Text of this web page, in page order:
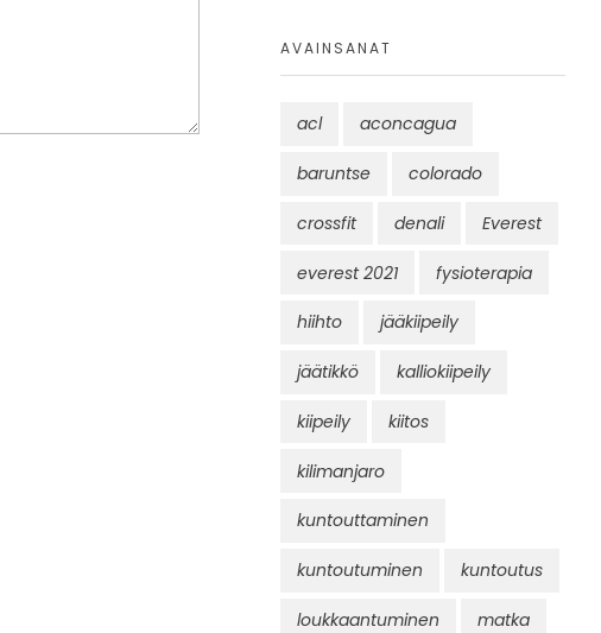
AVAINSANAT
acl aconcagua
baruntse colorado
crossfit denali Everest
everest 2021 fysioterapia
hiihto jääkiipeily
jäätikkö kalliokiipeily
kiipeily kiitos
kilimanjaro
kuntouttaminen
kuntoutuminen kuntoutus
loukkaantuminen matka